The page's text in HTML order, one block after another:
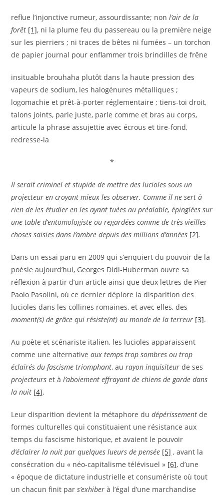
reflue l’injonctive rumeur, assourdissante; non l’air de la
forêt [1], ni la plume feu du passereau ou la première neige
sur les pierriers ; ni traces de bêtes ni fumées – un torchon
de papier journal pour enflammer trois brindilles de frêne
insituable brouhaha plutôt dans la haute pression des
vapeurs de sodium, les halogénures métalliques ;
logomachie et prêt-à-porter réglementaire ; tiens-toi droit,
talons joints, parle juste, parle comme et bras au corps,
articule la phrase assujettie avec écrous et tire-fond,
redresse-la
*
Il serait criminel et stupide de mettre des lucioles sous un
projecteur en croyant mieux les observer. Comme il ne sert à
rien de les étudier en les ayant tuées au préalable, épinglées sur
une table d’entomologiste ou regardées comme de très vieilles
choses saisies dans l’ambre depuis des millions d’années [2].
Dans un essai paru en 2009 qui s’enquiert du pouvoir de la
poésie aujourd’hui, Georges Didi-Huberman ouvre sa
réflexion à partir d’un article ainsi que deux lettres de Pier
Paolo Pasolini, où ce dernier déplore la disparition des
lucioles dans les collines romaines, et avec elles, des
moment(s) de grâce qui résiste(nt) au monde de la terreur [3].
Au poète et scénariste italien, les lucioles apparaissent
comme une alternativeaux temps trop sombres ou trop
éclairés du fascisme triomphant, aurayon inquisiteur de ses
projecteurs et àl’aboiement effrayant de chiens de garde dans
la nuit [4].
Leur disparition devient la métaphore dudépérissement de
formes culturelles qui constituaient une résistance aux
temps du fascisme historique, et avaient le pouvoir
d’éclairer la nuit par quelques lueurs de pensée [5] , avant la
consécration du « néo-capitalisme télévisuel » [6], d’une
« époque de dictature industrielle et consumériste où tout
un chacun finit pars’exhiber à l’égal d’une marchandise